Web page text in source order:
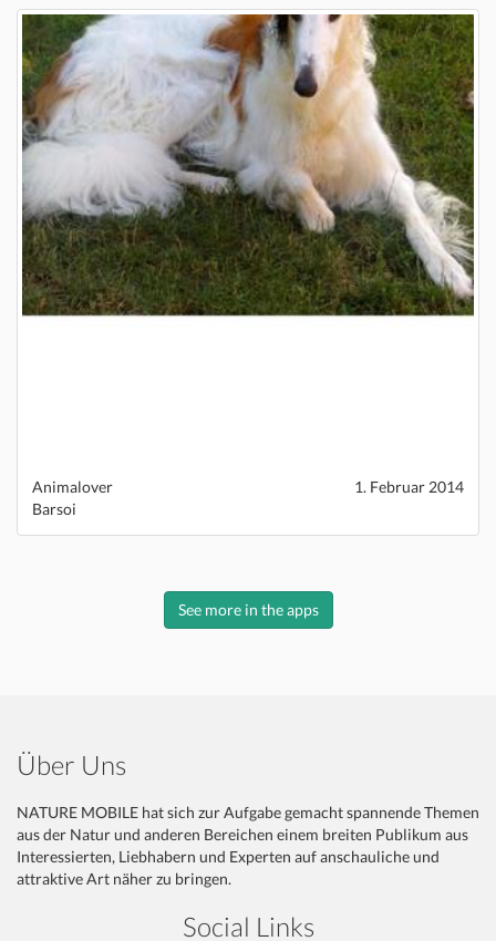
Animalover
1. Februar 2014
Barsoi
See more in the apps
Über Uns
NATURE MOBILE hat sich zur Aufgabe gemacht spannende Themen
aus der Natur und anderen Bereichen einem breiten Publikum aus
Interessierten, Liebhabern und Experten auf anschauliche und
attraktive Art näher zu bringen.
Social Links